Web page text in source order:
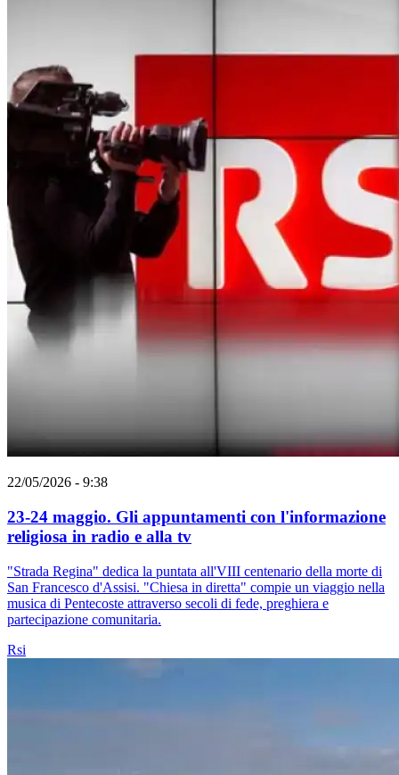
22/05/2026 - 9:38
23-24 maggio. Gli appuntamenti con l'informazione
religiosa in radio e alla tv
"Strada Regina" dedica la puntata all'VIII centenario della morte di
San Francesco d'Assisi. "Chiesa in diretta" compie un viaggio nella
musica di Pentecoste attraverso secoli di fede, preghiera e
partecipazione comunitaria.
Rsi